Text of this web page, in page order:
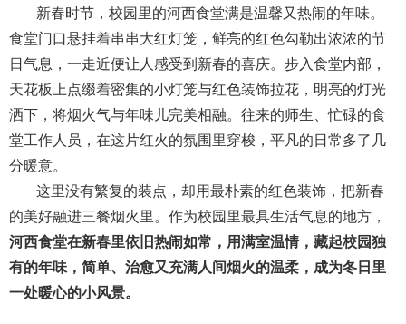
新春时节，校园里的河西食堂满是温馨又热闹的年味。
食堂门口悬挂着串串大红灯笼，鲜亮的红色勾勒出浓浓的节
日气息，一走近便让人感受到新春的喜庆。步入食堂内部，
天花板上点缀着密集的小灯笼与红色装饰拉花，明亮的灯光
洒下，将烟火气与年味儿完美相融。往来的师生、忙碌的食
堂工作人员，在这片红火的氛围里穿梭，平凡的日常多了几
分暖意。
这里没有繁复的装点，却用最朴素的红色装饰，把新春
的美好融进三餐烟火里。作为校园里最具生活气息的地方，
河西食堂在新春里依旧热闹如常，用满室温情，藏起校园独
有的年味，简单、治愈又充满人间烟火的温柔，成为冬日里
一处暖心的小风景。